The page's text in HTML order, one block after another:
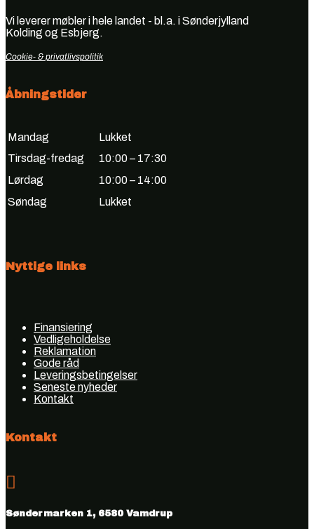
Vi leverer møbler i hele landet - bl.a. i Sønderjylland
Kolding og Esbjerg.
Cookie- & privatlivspolitik
Åbningstider
Mandag
Lukket
Tirsdag-fredag
10:00 – 17:30
Lørdag
10:00 – 14:00
Søndag
Lukket
Nyttige links
Finansiering
Vedligeholdelse
Reklamation
Gode råd
Leveringsbetingelser
Seneste nyheder
Kontakt
Kontakt

Søndermarken 1, 6580 Vamdrup